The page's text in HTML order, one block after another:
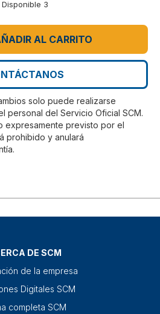
Disponible 3
AL CARRITO
solo puede realizarse
personal del Servicio Oficial SCM.
expresamente previsto por el
prohibido y anulará
DE SCM
de la empresa
Digitales SCM
completa SCM